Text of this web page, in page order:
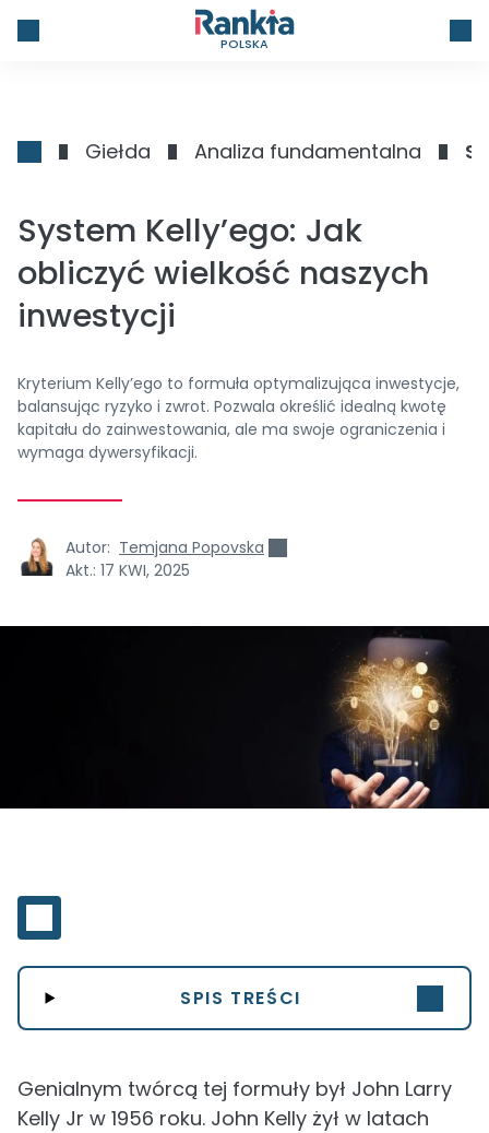
POLSKA
Giełda Analiza fundamentalna
System Kelly’ego: Jak
obliczyć wielkość naszych
inwestycji
Kryterium Kelly’ego to formuła optymalizująca inwestycje,
balansując ryzyko i zwrot. Pozwala określić idealną kwotę
kapitału do zainwestowania, ale ma swoje ograniczenia i
wymaga dywersyfikacji.
Autor: Temjana Popovska
Akt.: 17 KWI, 2025
SPIS TREŚCI
Genialnym twórcą tej formuły był John Larry
Kelly Jr w 1956 roku. John Kelly żył w latach